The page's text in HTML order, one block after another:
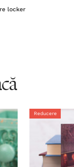
locker
Reducere